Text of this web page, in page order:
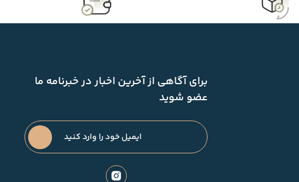
برای آگاهی از آخرین اخبار در خبرنامه ما
عضو شوید